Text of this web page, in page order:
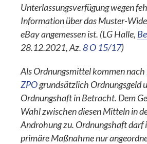
Unterlassungsverfügung wegen
Information über das Muster-
eBay angemessen ist. (LG Halle,
28.12.2021, Az.8 O 15/17)
Als Ordnungsmittel kommen nach
ZPOgrundsätzlich Ordnungsgeld
Ordnungshaft in Betracht. Dem
Wahl zwischen diesen Mitteln in
Androhung zu. Ordnungshaft darf
primäre Maßnahme nur